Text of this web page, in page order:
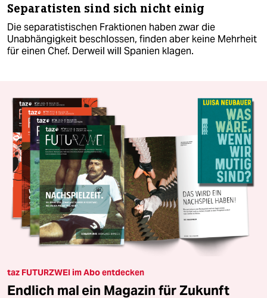
Separatisten sind sich nicht einig
Die separatistischen Fraktionen haben zwar die
Unabhängigkeit beschlossen, finden aber keine Mehrheit
für einen Chef. Derweil will Spanien klagen.
taz FUTURZWEI im Abo entdecken
Endlich mal ein Magazin für Zukunft